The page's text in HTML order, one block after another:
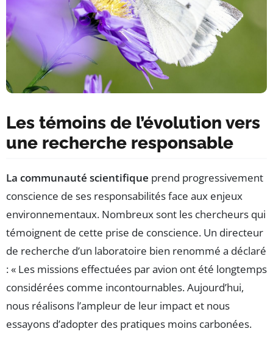
Les témoins de l’évolution vers
une recherche responsable
La communauté scientifique prend progressivement
conscience de ses responsabilités face aux enjeux
environnementaux. Nombreux sont les chercheurs qui
témoignent de cette prise de conscience. Un directeur
de recherche d’un laboratoire bien renommé a déclaré
: « Les missions effectuées par avion ont été longtemps
considérées comme incontournables. Aujourd’hui,
nous réalisons l’ampleur de leur impact et nous
essayons d’adopter des pratiques moins carbonées.